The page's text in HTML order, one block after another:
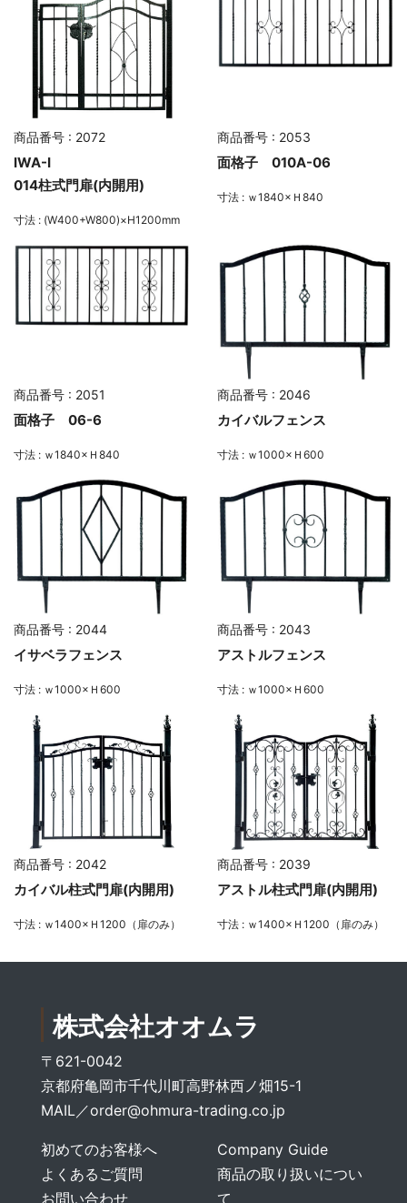
商品番号 : 2072
IWA-Ⅰ
014柱式門扉(内開用)
寸法 : (W400+W800)×H1200mm
商品番号 : 2053
面格子 010A-06
寸法 : ｗ1840×Ｈ840
商品番号 : 2051
面格子 06-6
寸法 : ｗ1840×Ｈ840
商品番号 : 2046
カイバルフェンス
寸法 : ｗ1000×Ｈ600
商品番号 : 2044
イサベラフェンス
寸法 : ｗ1000×Ｈ600
商品番号 : 2043
アストルフェンス
寸法 : ｗ1000×Ｈ600
商品番号 : 2042
カイバル柱式門扉(内開用)
寸法 : ｗ1400×Ｈ1200（扉のみ）
商品番号 : 2039
アストル柱式門扉(内開用)
寸法 : ｗ1400×Ｈ1200（扉のみ）
株式会社オオムラ
〒621-0042
京都府亀岡市千代川町高野林西ノ畑15-1
MAIL／order@ohmura-trading.co.jp
初めてのお客様へ
よくあるご質問
お問い合わせ
Company Guide
商品の取り扱いについ
て